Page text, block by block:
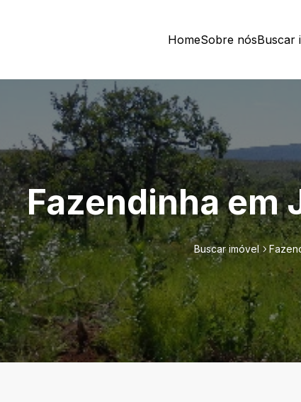
HomeSobre nósBuscar
Fazendinha em
Buscar imóvel